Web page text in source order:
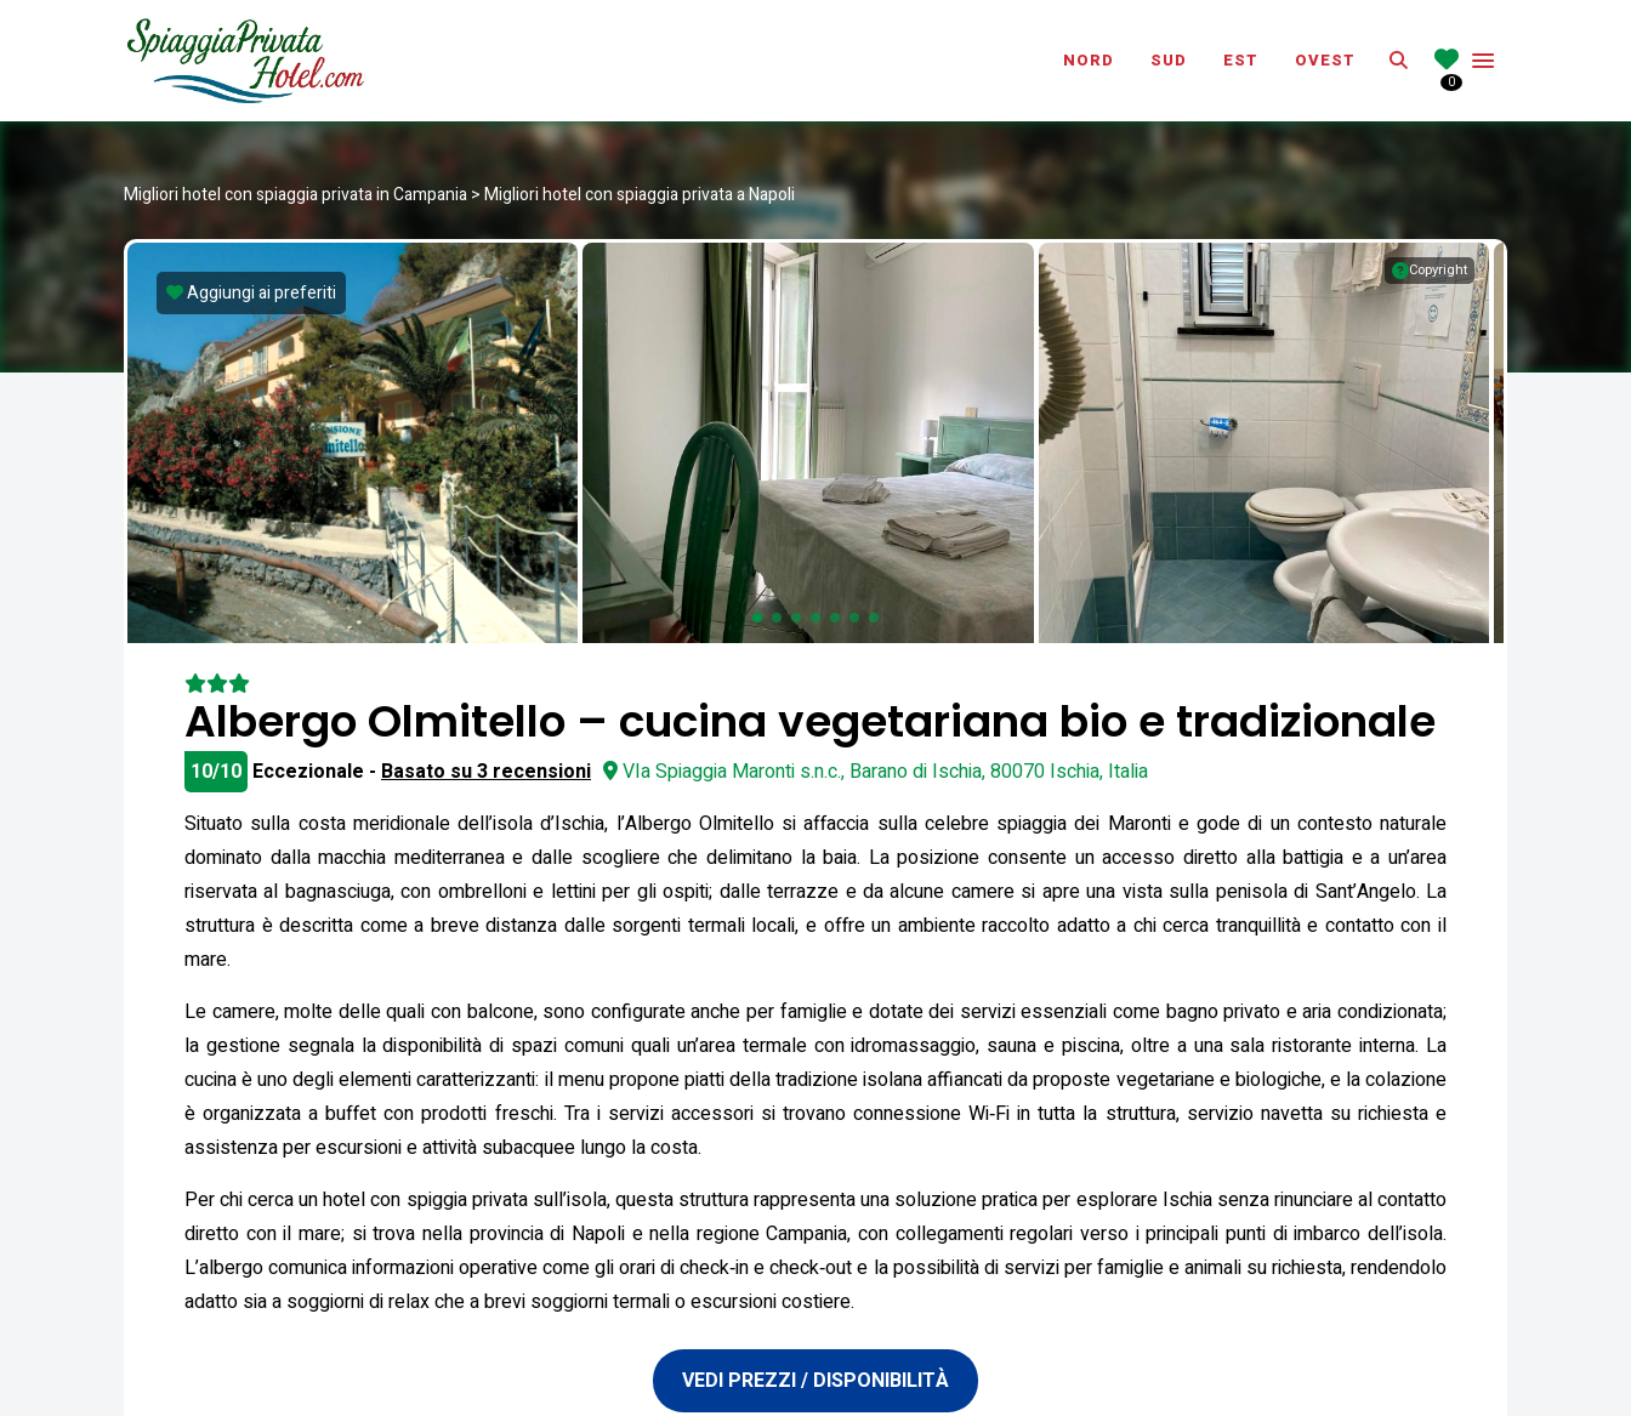
NORD SUD EST OVEST Search
0
Migliori hotel con spiaggia privata in Campania>Migliori hotel con spiaggia privata a Napoli
Copyright
Aggiungi ai preferiti
Albergo Olmitello – cucina vegetariana bio e tradizionale
10/10 Eccezionale - Basato su 3 recensioni
VIa Spiaggia Maronti s.n.c., Barano di Ischia, 80070 Ischia, Italia
Situato sulla costa meridionale dell’isola d’Ischia, l’Albergo Olmitello si affaccia sulla celebre spiaggia dei Maronti e gode di un contesto naturale
dominato dalla macchia mediterranea e dalle scogliere che delimitano la baia. La posizione consente un accesso diretto alla battigia e a un’area
riservata al bagnasciuga, con ombrelloni e lettini per gli ospiti; dalle terrazze e da alcune camere si apre una vista sulla penisola di Sant’Angelo. La
struttura è descritta come a breve distanza dalle sorgenti termali locali, e offre un ambiente raccolto adatto a chi cerca tranquillità e contatto con il
mare.
Le camere, molte delle quali con balcone, sono configurate anche per famiglie e dotate dei servizi essenziali come bagno privato e aria condizionata;
la gestione segnala la disponibilità di spazi comuni quali un’area termale con idromassaggio, sauna e piscina, oltre a una sala ristorante interna. La
cucina è uno degli elementi caratterizzanti: il menu propone piatti della tradizione isolana affiancati da proposte vegetariane e biologiche, e la colazione
è organizzata a buffet con prodotti freschi. Tra i servizi accessori si trovano connessione Wi‑Fi in tutta la struttura, servizio navetta su richiesta e
assistenza per escursioni e attività subacquee lungo la costa.
Per chi cerca un hotel con spiggia privata sull’isola, questa struttura rappresenta una soluzione pratica per esplorare Ischia senza rinunciare al contatto
diretto con il mare; si trova nella provincia di Napoli e nella regione Campania, con collegamenti regolari verso i principali punti di imbarco dell’isola.
L’albergo comunica informazioni operative come gli orari di check‑in e check‑out e la possibilità di servizi per famiglie e animali su richiesta, rendendolo
adatto sia a soggiorni di relax che a brevi soggiorni termali o escursioni costiere.
VEDI PREZZI / DISPONIBILITÀ